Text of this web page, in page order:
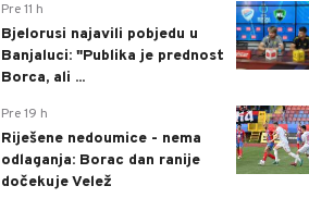
Pre 11 h
Bjelorusi najavili pobjedu u
Banjaluci: "Publika je prednost
Borca, ali ...
Pre 19 h
Riješene nedoumice - nema
odlaganja: Borac dan ranije
dočekuje Velež